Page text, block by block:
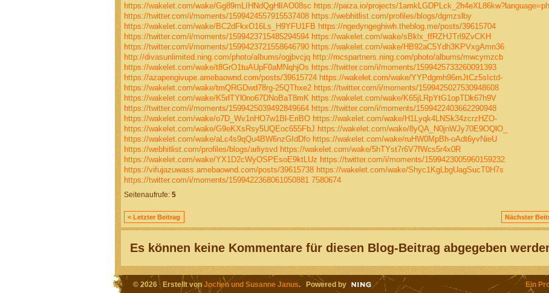
https://wakelet.com/wake/Gg89mLIHNdQgHlIAO08sc https://paiza.io/projects/
https://twitter.com/i/moments/1599424557915537408 https://webhitlist.com/profiles/blogs/dgmzslby
https://wakelet.com/wake/BC2dFkxO16Ls_H9YFU1FB https://ngedyngeghiwh.theblog.me/posts/39615704
https://twitter.com/i/moments/1599423715485294594 https://wakelet.com/wake/sBklx_ffRZHJTrl9ZvCKH
https://twitter.com/i/moments/1599423721558646790 https://wakelet.com/wake/HB92aC5Ydh3KPVxgAmn36
http://divasunlimited.ning.com/photo/albums/ogjbvcjq http://mcspartners.ning.com/photo/albums/mwcymzcb
https://wakelet.com/wake/t8GrO1tuAUpF0aMNqhjOs https://twitter.com/i/moments/1599425733260091393
https://azapengivupe.amebaownd.com/posts/39615724 https://wakelet.com/wake/YYPdgmh96mJtCz5sIctd-
https://wakelet.com/wake/tmQRGDwd78rg-25QThxe2 https://twitter.com/i/moments/1599425027530948608
https://wakelet.com/wake/K5rlTYl0no67DNoBaT8mK https://wakelet.com/wake/K65jLRpYtG1opTDk67h9V
https://twitter.com/i/moments/1599425039492849664 https://twitter.com/i/moments/1599422403662290948
https://wakelet.com/wake/o7D_Wv1nHO7w1Bl-EriBO https://wakelet.com/wake/H1Lyqk4LNSk34zcrzHZO-
https://wakelet.com/wake/G9eKXsRsy5UQEoc655FbJ https://wakelet.com/wake/8yQA_N0jnWJy70E9OQlO_
https://wakelet.com/wake/aLc4s9qQu4BW6nzGIdDfo https://wakelet.com/wake/ruHW0MpBh-oAdt6yvNieU
https://webhitlist.com/profiles/blogs/arliysvd https://wakelet.com/wake/5hTYst7r6V7fWcs5r4x0R
https://wakelet.com/wake/YX1D2cWyOSPEsoE9ktLUz https://twitter.com/i/moments/1599423005960159232
https://vifujazuwass.amebaownd.com/posts/39615738 https://wakelet.com/wake/Shyc1KgLbgUagSucT0H7s
https://twitter.com/i/moments/1599422368061050881 7580674
Seitenaufrufe: 5
< Letzter Beitrag Nächster
Es können keine Kommentare für diesen Blog-Beitrag abgegeben
© 2026 Erstellt vonJochen und Susanne Janus. Powered by Ein